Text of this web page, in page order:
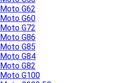
Moto G62
Moto G60
Moto G72
Moto G86
Moto G85
Moto G84
Moto G82
Moto G100